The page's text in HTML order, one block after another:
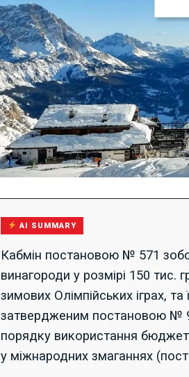
AI SUMMARY
Кабмін постановою № 571
винагороди у розмірі 150 тис.
зимових Олімпійських іграх,
затвердженим постановою №
порядку використання
у міжнародних змаганнях